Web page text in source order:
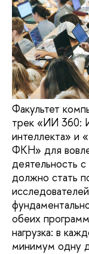
Факультет
трек «ИИ 360:
интеллекта» и
ФКН» для
деятельность
должно стать
обеих
нагрузка: в
минимум одну